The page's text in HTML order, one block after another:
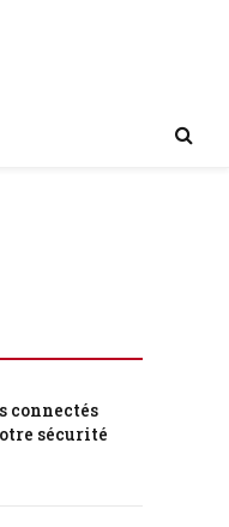
connectés
sécurité